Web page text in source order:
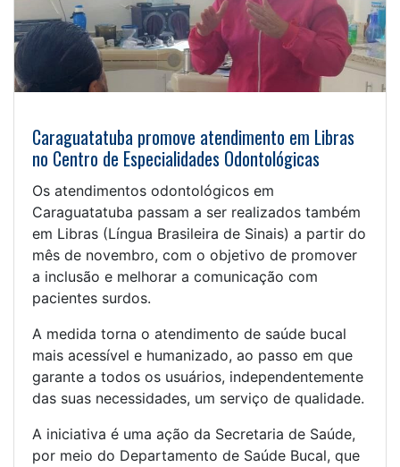
Caraguatatuba promove atendimento em Libras
no Centro de Especialidades Odontológicas
Os atendimentos odontológicos em
Caraguatatuba passam a ser realizados também
em Libras (Língua Brasileira de Sinais) a partir do
mês de novembro, com o objetivo de promover
a inclusão e melhorar a comunicação com
pacientes surdos.
A medida torna o atendimento de saúde bucal
mais acessível e humanizado, ao passo em que
garante a todos os usuários, independentemente
das suas necessidades, um serviço de qualidade.
A iniciativa é uma ação da Secretaria de Saúde,
por meio do Departamento de Saúde Bucal, que